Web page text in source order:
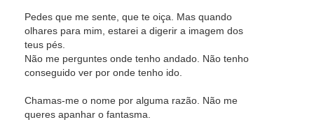
Pedes que me sente, que te oiça. Mas quando
olhares para mim, estarei a digerir a imagem dos
teus pés.
Não me perguntes onde tenho andado. Não tenho
conseguido ver por onde tenho ido.
Chamas-me o nome por alguma razão. Não me
queres apanhar o fantasma.